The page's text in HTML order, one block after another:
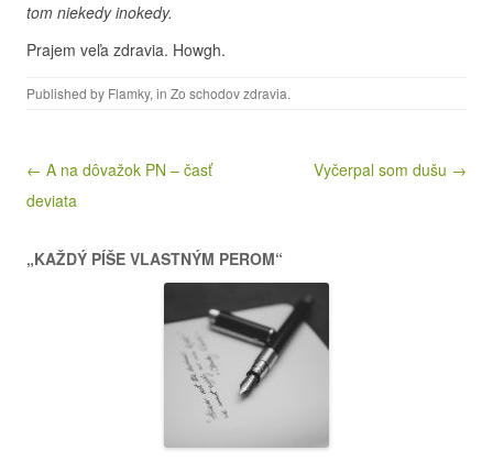
tom niekedy inokedy.
Prajem veľa zdravia. Howgh.
Published by Flamky, in Zo schodov zdravia.
Post navigation
← A na dôvažok PN – časť
deviata
Vyčerpal som dušu →
„KAŽDÝ PÍŠE VLASTNÝM PEROM“